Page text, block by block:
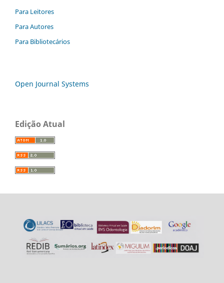
Para Leitores
Para Autores
Para Bibliotecários
Open Journal Systems
Edição Atual